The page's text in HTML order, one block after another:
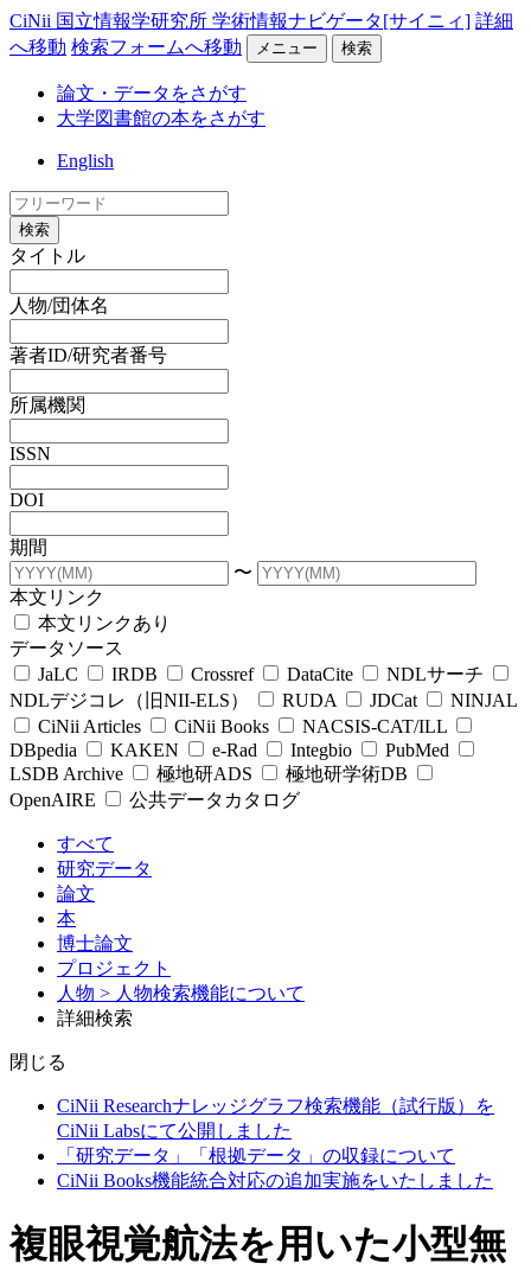
CiNii 国立情報学研究所 学術情報ナビゲータ[サイニィ] 詳細
へ移動 検索フォームへ移動 メニュー 検索
論文・データをさがす
大学図書館の本をさがす
English
検索
タイトル
人物/団体名
著者ID/研究者番号
所属機関
ISSN
DOI
期間
〜
本文リンク
本文リンクあり
データソース
JaLC
IRDB Crossref DataCite
NDLサーチ
NDLデジコレ（旧NII-ELS）
RUDA JDCat
NINJAL
CiNii Articles
CiNii Books
NACSIS-CAT/ILL
DBpedia
KAKEN e-Rad Integbio
PubMed
LSDB Archive
極地研ADS
極地研学術DB
OpenAIRE
公共データカタログ
すべて
研究データ
論文
本
博士論文
プロジェクト
人物 > 人物検索機能について
詳細検索
閉じる
CiNii Researchナレッジグラフ検索機能（試行版）を
CiNii Labsにて公開しました
「研究データ」「根拠データ」の収録について
CiNii Books機能統合対応の追加実施をいたしました
複眼視覚航法を用いた小型無